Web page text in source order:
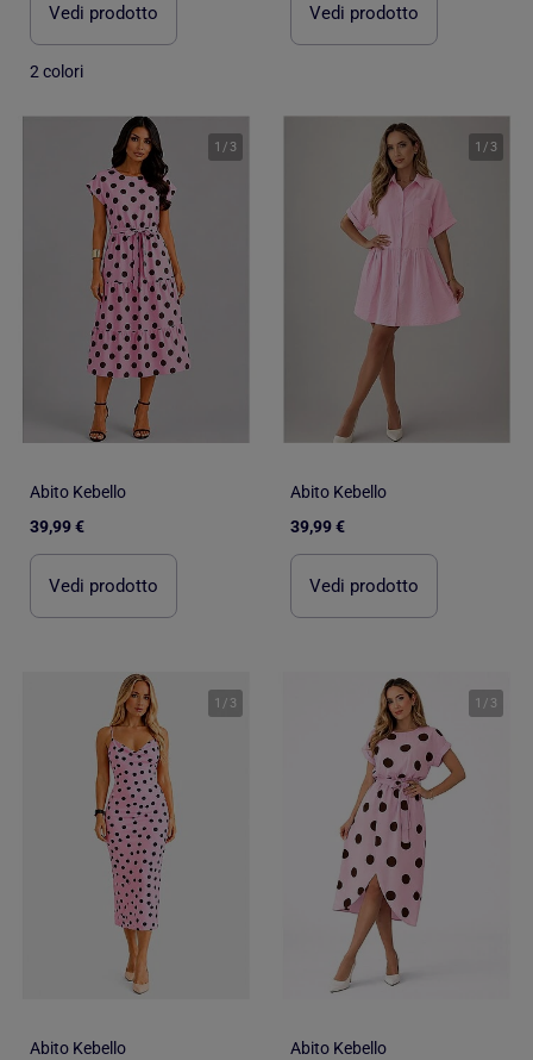
Vedi prodotto
2 colori
Vedi prodotto
1 / 3
Abito Kebello
39,99 €
Vedi prodotto
1 /3
Abito Kebello
39,99 €
Vedi prodotto
1 / 3
Abito Kebello
1 / 3
Abito Kebello